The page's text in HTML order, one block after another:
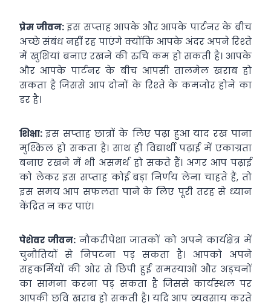
प्रेम जीवन:इस सप्‍ताह आपके और आपके पार्टनर के बीच
अच्‍छे संबंध नहीं रह पाएंगे क्‍योंकि आपके अंदर अपने रिश्‍ते
में खुशियां बनाए रखने की रुचि कम हो सकती है। आपके
और आपके पार्टनर के बीच आपसी तालमेल खराब हो
सकता है जिससे आप दोनों के रिश्‍ते के कमजोर होने का
डर है।
शिक्षा:इस सप्‍ताह छात्रों के लिए पढ़ा हुआ याद रख पाना
मुश्किल हो सकता है। साथ ही विद्यार्थी पढ़ाई में एकाग्रता
बनाए रखने में भी असमर्थ हो सकते हैं। अगर आप पढ़ाई
को लेकर इस सप्‍ताह कोई बड़ा निर्णय लेना चाहते हैं, तो
इस समय आप सफलता पाने के लिए पूरी तरह से ध्‍यान
केंद्रित न कर पाएं।
पेशेवर जीवन: नौकरीपेशा जातकों को अपने कार्यक्षेत्र में
चुनौतियों से निपटना पड़ सकता है। आपको अपने
सहकर्मियों की ओर से छिपी हुई समस्‍याओं और अड़चनों
का सामना करना पड़ सकता है जिससे कार्यस्‍थल पर
आपकी छवि खराब हो सकती है। यदि आप व्‍यवसाय करते